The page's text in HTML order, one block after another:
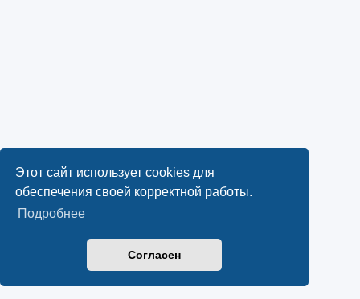
Этот сайт использует cookies для
обеспечения своей корректной работы.
Подробнее
Согласен